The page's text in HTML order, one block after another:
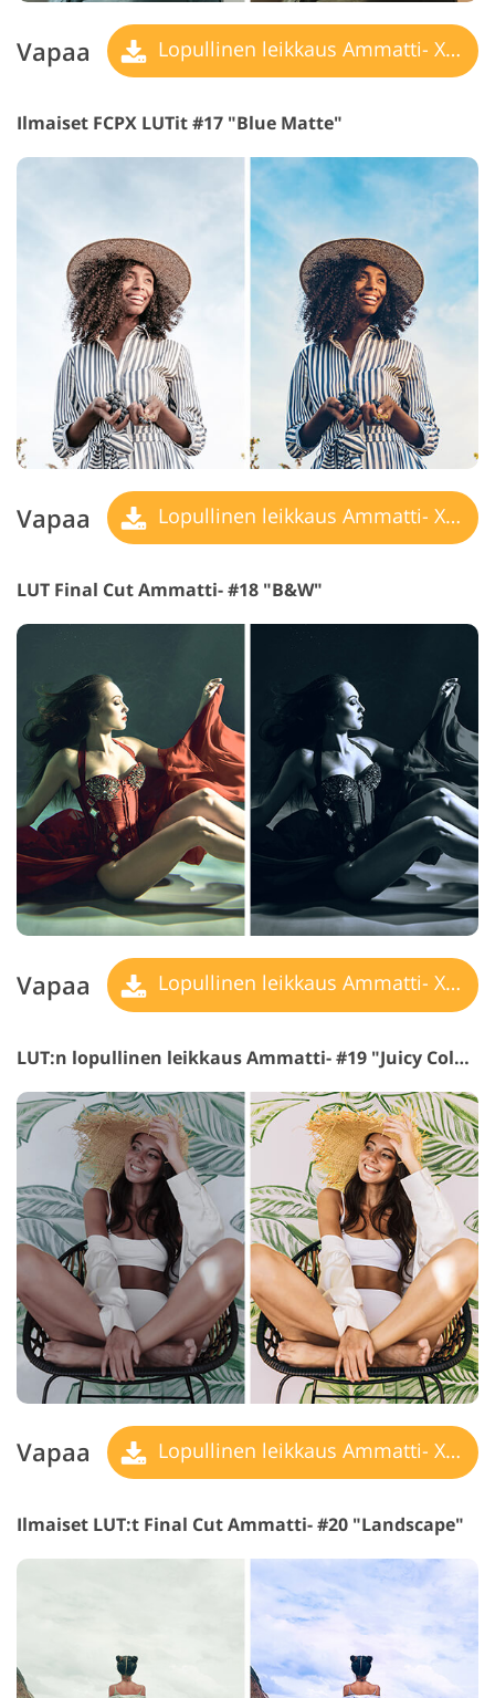
Vapaa Lopullinen leikkaus Ammatti- X LUT
Ilmaiset FCPX LUTit #17 "Blue Matte"
Vapaa Lopullinen leikkaus Ammatti- X LUT
LUT Final Cut Ammatti- #18 "B&W"
Vapaa Lopullinen leikkaus Ammatti- X LUT
LUT:n lopullinen leikkaus Ammatti- #19 "Juicy Colors"
Vapaa Lopullinen leikkaus Ammatti- X LUT
Ilmaiset LUT:t Final Cut Ammatti- #20 "Landscape"